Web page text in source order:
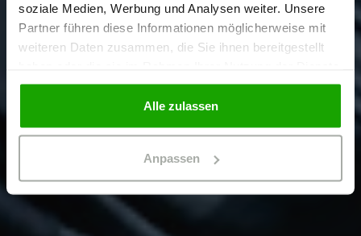
soziale Medien, Werbung und Analysen weiter. Unsere
Partner führen diese Informationen möglicherweise mit
weiteren Daten zusammen, die Sie ihnen bereitgestellt
gesammelt haben.
Alle zulassen
Anpassen